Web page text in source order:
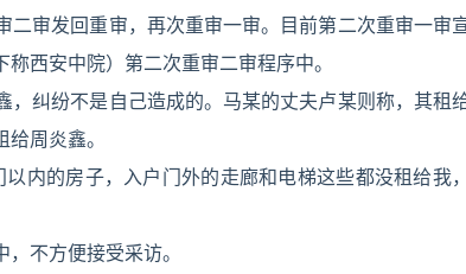
审发回重审，再次重审一审。目前第二次重审一审
西安中院）第二次重审二审程序中。
纠纷不是自己造成的。马某的丈夫卢某则称，其租
周炎鑫。
内的房子，入户门外的走廊和电梯这些都没租给我，
不方便接受采访。